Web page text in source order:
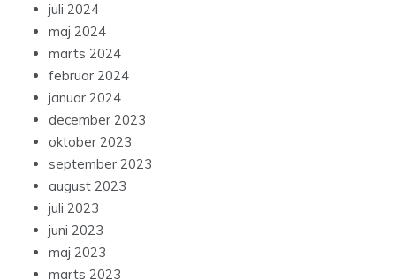
juli 2024
maj 2024
marts 2024
februar 2024
januar 2024
december 2023
oktober 2023
september 2023
august 2023
juli 2023
juni 2023
maj 2023
marts 2023